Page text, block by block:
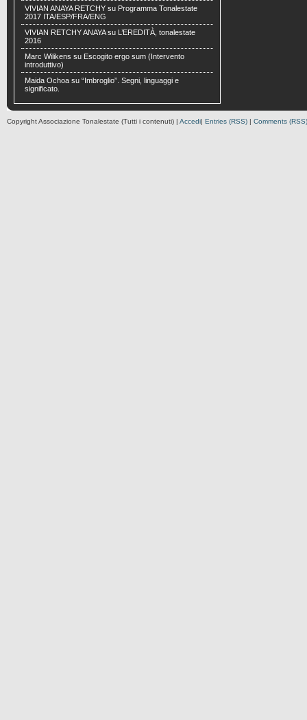
VIVIAN ANAYA RETCHY su Programma Tonalestate
2017 ITA/ESP/FRA/ENG
VIVIAN RETCHY ANAYAsu
L’EREDITÀ, tonalestate
2016
Marc Wilikens su Escogito ergo sum (Intervento
introduttivo)
Maida Ochoa su “Imbroglio”. Segni, linguaggi e
significato.
Copyright Associazione Tonalestate (Tutti i contenuti) | Accedi| Entries (RSS) | Comments (RSS)